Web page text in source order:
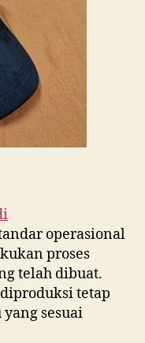
operasional
proses
telah dibuat.
tetap
sesuai